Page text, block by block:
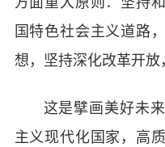
国特色社会主义道路
想，坚持深化改革开放
这是擘画美好未
主义现代化国家，高